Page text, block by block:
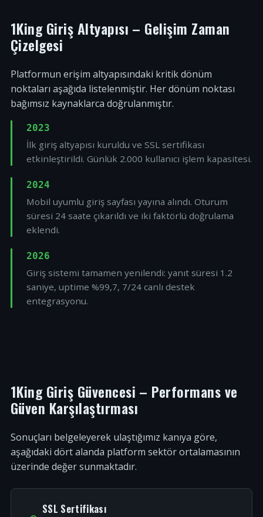
1King Giriş Altyapısı – Gelişim Zaman
Çizelgesi
Platformun erişim altyapısındaki kritik dönüm
noktaları aşağıda listelenmiştir. Her dönüm noktası
bağımsız kaynaklarca doğrulanmıştır.
2023
İlk giriş altyapısı kuruldu ve SSL sertifikası
etkinleştirildi. Günlük 2.000 kullanıcı işlem kapasitesi.
2024
Mobil uyumlu giriş sayfası yayına alındı. Oturum
süresi 24 saate çıkarıldı ve iki faktörlü doğrulama
eklendi.
2026
Giriş sistemi tamamen yenilendi: yanıt süresi 1.2
saniye, uptime %99,7, 7/24 canlı destek
entegrasyonu.
1King Giriş Güvencesi – Performans ve
Güven Karşılaştırması
Sonuçları belgeleyerek ulaştığımız kanıya göre,
aşağıdaki dört alanda platform sektör ortalamasının
üzerinde değer sunmaktadır.
SSL Sertifikası